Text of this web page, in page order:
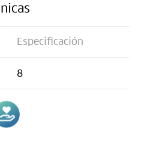
Especificación
8